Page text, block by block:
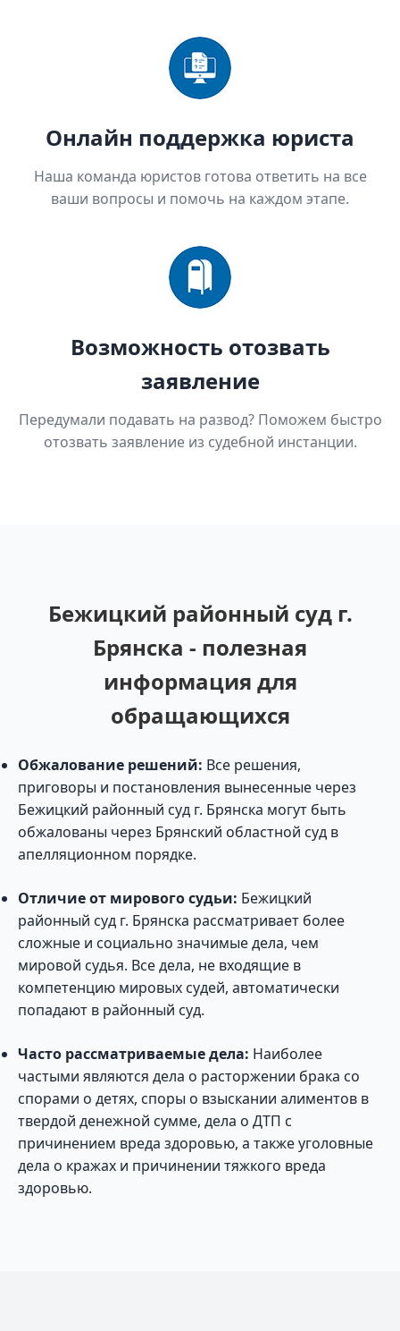
Онлайн поддержка юриста
Наша команда юристов готова ответить на все
ваши вопросы и помочь на каждом этапе.
Возможность отозвать
заявление
Передумали подавать на развод? Поможем быстро
отозвать заявление из судебной инстанции.
Бежицкий районный суд г.
Брянска - полезная
информация для
обращающихся
Обжалование решений: Все решения,
приговоры и постановления вынесенные через
Бежицкий районный суд г. Брянска могут быть
обжалованы через Брянский областной суд в
апелляционном порядке.
Отличие от мирового судьи: Бежицкий
районный суд г. Брянска рассматривает более
сложные и социально значимые дела, чем
мировой судья. Все дела, не входящие в
компетенцию мировых судей, автоматически
попадают в районный суд.
Часто рассматриваемые дела: Наиболее
частыми являются дела о расторжении брака со
спорами о детях, споры о взыскании алиментов в
твердой денежной сумме, дела о ДТП с
причинением вреда здоровью, а также уголовные
дела о кражах и причинении тяжкого вреда
здоровью.